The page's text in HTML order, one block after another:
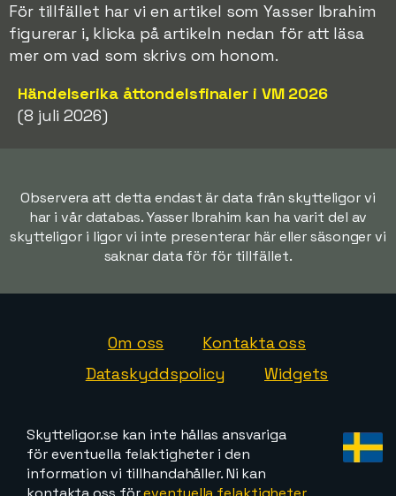
För tillfället har vi en artikel som Yasser Ibrahim
figurerar i, klicka på artikeln nedan för att läsa
mer om vad som skrivs om honom.
Händelserika åttondelsfinaler i VM 2026
(8 juli 2026)
Observera att detta endast är data från skytteligor vi
har i vår databas. Yasser Ibrahim kan ha varit del av
skytteligor i ligor vi inte presenterar här eller säsonger vi
saknar data för för tillfället.
Om oss
Kontakta oss
Dataskyddspolicy
Widgets
Skytteligor.se kan inte hållas ansvariga
för eventuella felaktigheter i den
information vi tillhandahåller. Ni kan